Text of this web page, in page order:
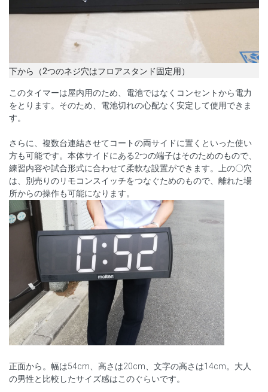
下から（2つのネジ穴はフロアスタンド固定用）
このタイマーは屋内用のため、電池ではなくコンセントから電力
をとります。そのため、電池切れの心配なく安定して使用できま
す。
さらに、複数台連結させてコートの両サイドに置くといった使い
方も可能です。本体サイドにある2つの端子はそのためのもので、
練習内容や試合形式に合わせて柔軟な設置ができます。上の〇穴
は、別売りのリモコンスイッチをつなぐためのもので、離れた場
所からの操作も可能になります。
正面から。幅は54cm、高さは20cm、文字の高さは14cm。大人
の男性と比較したサイズ感はこのぐらいです。